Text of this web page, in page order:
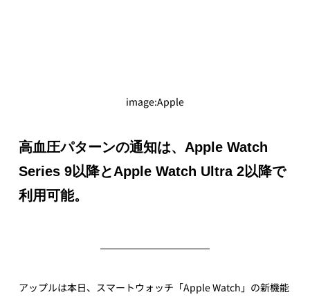
image:Apple
高血圧パターンの通知は、Apple Watch
Series 9以降とApple Watch Ultra 2以降で
利用可能。
アップルは本日、スマートウォッチ「Apple Watch」の新機能